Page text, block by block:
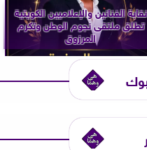
نقابة الفنانين والإعلاميين الكويتية
تطلق ملتقى نجوم الوطن وتكرم
المرزوق